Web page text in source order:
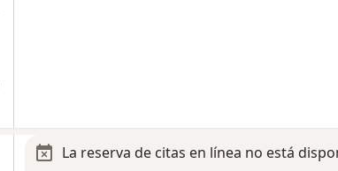
La reserva de citas en línea no está